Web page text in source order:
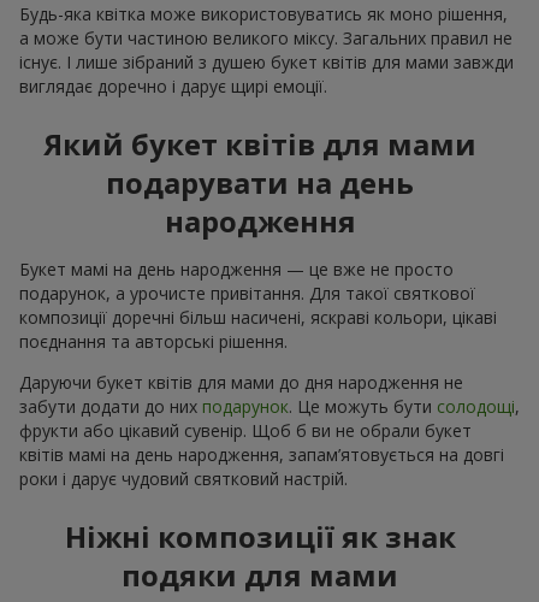
Будь-яка квітка може використовуватись як моно рішення,
а може бути частиною великого міксу. Загальних правил не
існує. І лише зібраний з душею букет квітів для мами завжди
виглядає доречно і дарує щирі емоції.
Який букет квітів для мами
подарувати на день
народження
Букет мамі на день народження — це вже не просто
подарунок, а урочисте привітання. Для такої святкової
композиції доречні більш насичені, яскраві кольори, цікаві
поєднання та авторські рішення.
Даруючи букет квітів для мами до дня народження не
забути додати до них подарунок. Це можуть бути солодощі,
фрукти або цікавий сувенір. Щоб б ви не обрали букет
квітів мамі на день народження, запам’ятовується на довгі
роки і дарує чудовий святковий настрій.
Ніжні композиції як знак
подяки для мами